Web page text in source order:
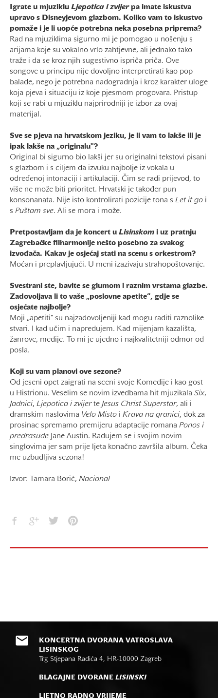
Igrate u mjuziklu Ljepotica i zvijerpa imate iskustva
upravo s Disneyjevom glazbom. Koliko vam to iskustvo
pomaže i je li uopće potrebna neka posebna priprema?
Rad na mjuziklima sigurno mi je pomogao u nošenju s
arijama koje su vokalno vrlo zahtjevne, ali jednako tako
traže i da se kroz njih sugestivno ispriča priča. Ove
songove u principu nije dovoljno interpretirati kao pop
balade, nego je potrebna nadogradnja i kroz karakter uloge
koja pjeva i situaciju iz koje pjesmom progovara. Pristup
koji se rabi u mjuziklu najprirodniji je izbor za ovaj
materijal.
Sve se pjeva na hrvatskom jeziku, je li vam to lakše ili je
ipak lakše na „originalu"?
Original bi sigurno bio lakši jer su originalni tekstovi pisani
s glazbom i s ciljem da izvuku najbolje iz vokala u
određenoj intonaciji i artikulaciji. Čim se radi prijevod, to
više ne može biti prioritet. Hrvatski je također pun
konsonanata. Nije isto kontrolirati pozicije tona s Let it go i
s Puštam sve. Ali se mora i može.
Pretpostavljam da je koncert u Lisinskom i uz pratnju
Zagrebačke filharmonije nešto posebno za svakog
izvođača. Kakav je osjećaj stati na scenu s orkestrom?
Moćan i preplavljujući. U meni izazivaju strahopoštovanje.
Svestrani ste, bavite se glumom i raznim vrstama glazbe.
Zadovoljava li to vaše „poslovne apetite“, gdje se
osjećate najbolje?
Moji „apetiti" su najzadovoljeniji kad mogu raditi raznolike
stvari. I kad učim i napredujem. Kad mijenjam kazališta,
žanrove, medije. To mi je ujedno i najkvalitetniji odmor od
posla.
Koji su vam planovi ove sezone?
Od jeseni opet zaigrati na sceni svoje Komedije i kao gost
u Histrionu. Veselim se novim izvedbama hit mjuzikala Six,
Jadnici, Ljepotica i zvijerte Jesus Christ Superstar, ali i
dramskim naslovima Velo Misto i Krava na granici, dok za
prosinac spremamo premijeru adaptacije romana Ponos i
predrasude Jane Austin. Radujem se i svojim novim
singlovima jer sam prije ljeta konačno završila album. Čeka
me uzbudljiva sezona!
Izvor: Tamara Borić, Nacional
KONCERTNA DVORANA VATROSLAVA
LISINSKOG
Trg Stjepana Radića 4, HR-10000 Zagreb
BLAGAJNE DVORANE LISINSKI
LJETNO RADNO VRIJEME